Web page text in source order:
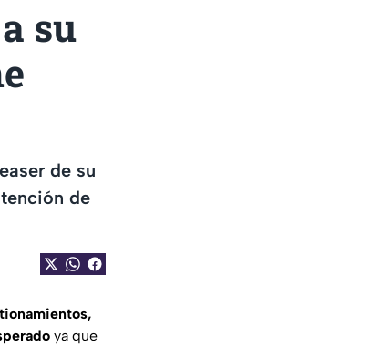
su
de su
de
ya que